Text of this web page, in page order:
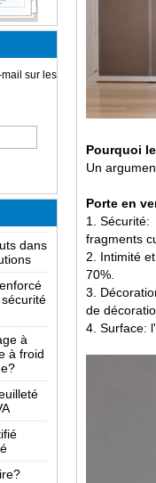
sur les
à
du
à
à froid
le
Pourquoi
Un
Porte en
1.
Sécurité:
fragments
2.
Intimité
70%.
3.
de
4. Surface: